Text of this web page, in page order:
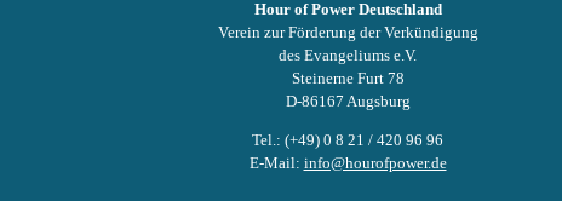
Hour of Power Deutschland
Verein zur Förderung der Verkündigung
des Evangeliums e.V.
Steinerne Furt 78
D-86167 Augsburg
Tel.: (+49) 0 8 21 / 420 96 96
E-Mail: info@hourofpower.de